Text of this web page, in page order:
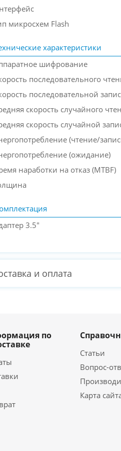
микросхем Flash
характеристики
шифрование
последовательного
последовательной
скорость случайного
скорость случайной
(чтение/
(ожидание)
наработки на отказ (МТBF)
3.5"
и оплата
по
Статьи
Вопрос-
Карта